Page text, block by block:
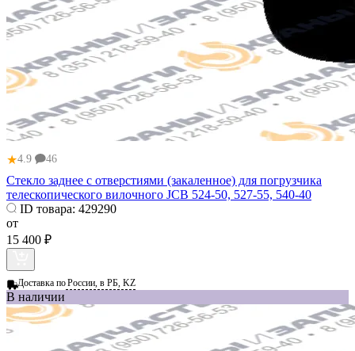
★4.9 46
Стекло заднее с отверстиями (закаленное) для погрузчика
телескопического вилочного JCB 524-50, 527-55, 540-40
ID товара: 429290
от
15 400 ₽
Доставка поРоссии, в РБ, KZ
В наличии